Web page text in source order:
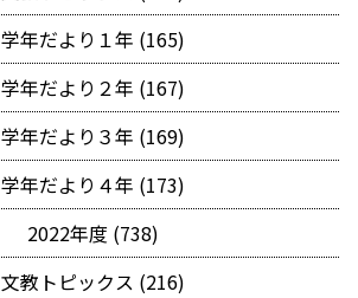
学年だより１年 (165)
学年だより２年 (167)
学年だより３年 (169)
学年だより４年 (173)
2022年度 (738)
文教トピックス (216)